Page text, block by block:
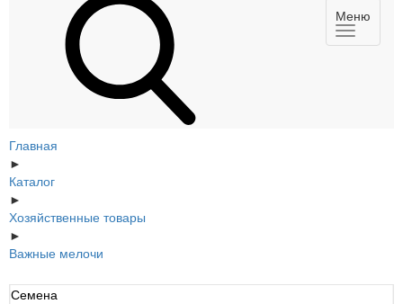
Меню
Главная
►
Каталог
►
Хозяйственные товары
►
Важные мелочи
Семена